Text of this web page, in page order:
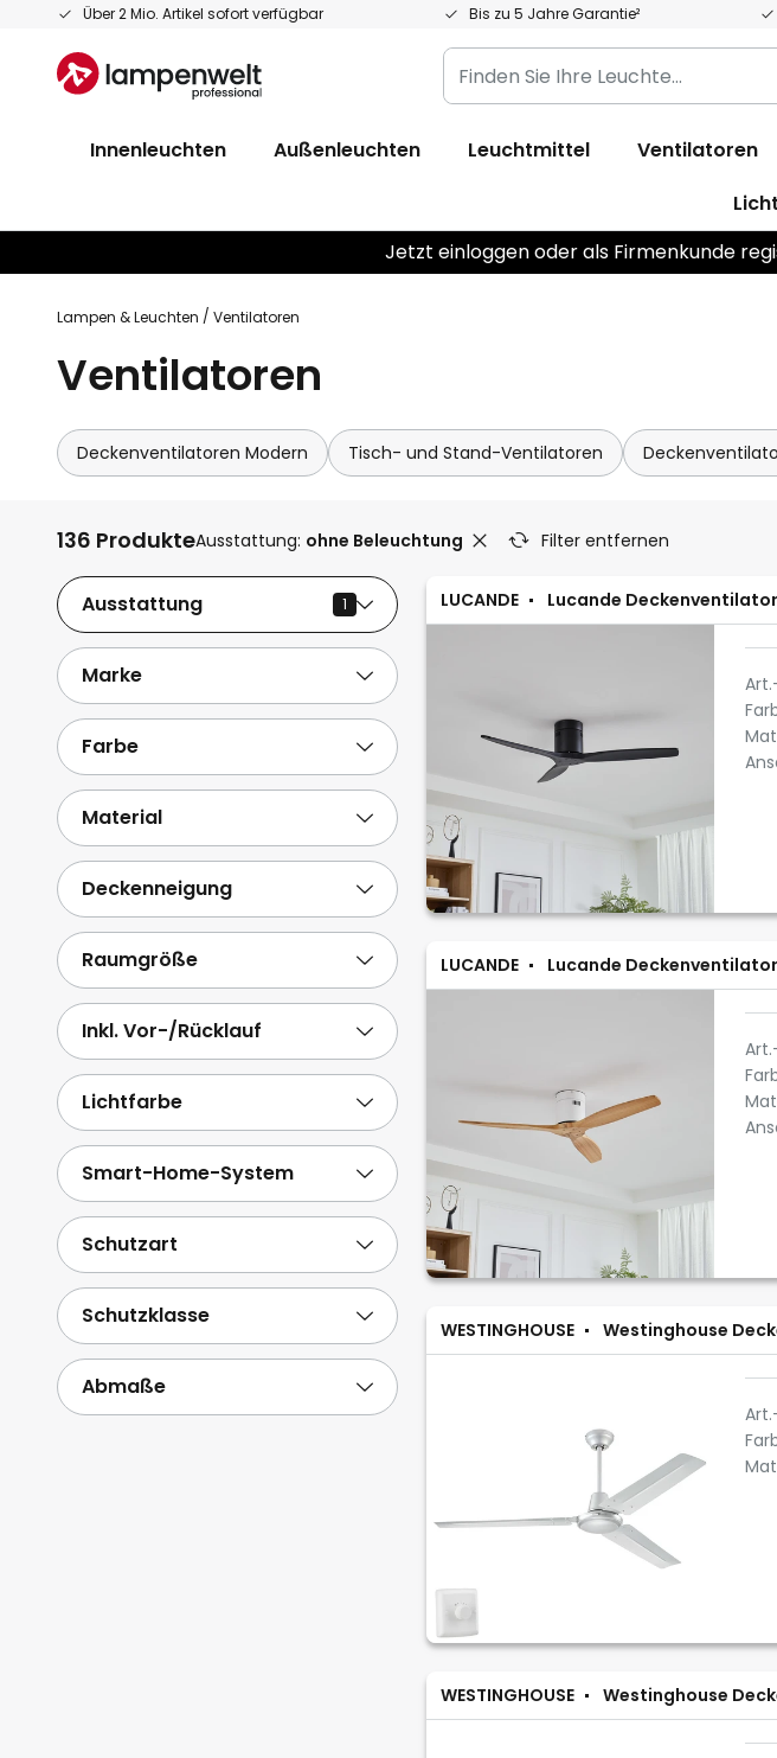
Über 2 Mio. Artikel sofort verfügbar Bis zu 5 Jahre Garantie²
Zum
springen
Finden
Sie
Leuchte...
Innenleuchten Außenleuchten Leuchtmittel Ventilatoren
Jetzt einloggen oder als Firmenkunde
Lampen & Leuchten Ventilatoren
Ventilatoren
Deckenventilatoren Modern Tisch- und Stand-Ventilatoren
LUCANDE Lucande
LUCANDE Lucande
WESTINGHOUSE Westinghouse
WESTINGHOUSE Westinghouse
Ausstattung 1
Marke
Farbe
Material
Deckenneigung
Raumgröße
Inkl. Vor-/Rücklauf
Lichtfarbe
Smart-Home-System
Schutzart
Schutzklasse
Abmaße
136 ProdukteAusstattung: ohne Beleuchtung Filter entfernen